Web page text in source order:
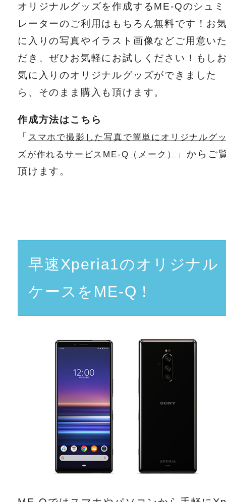
オリジナルグッズを作成するME-Qのシュミ
レーターのご利用はもちろん無料です！お
に入りの写真やイラスト画像などご用意い
だき、ぜひお気軽にお試しください！もし
気に入りのオリジナルグッズができました
ら、そのまま購入も頂けます。
作成方法はこちら
「 スマホで撮影した写真で簡単にオリジナルグ
ズが作れるサービスME-Q（メーク）
」からご
頂けます。
早速Xperia1のオリジナル
ケースをME-Q！